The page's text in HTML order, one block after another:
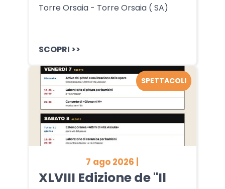
Torre Orsaia - Torre Orsaia ( SA)
SCOPRI >>
7 ago 2026 |
XLVIII Edizione de "Il
SPETTACOLI